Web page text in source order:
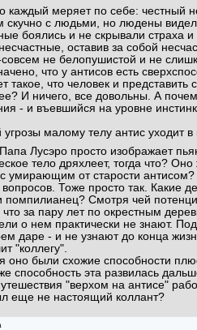
каждый меряет по себе:
с людьми, но людены
боялись и не скрывали
оставив за собой
не белопушистой и не
что у антисов есть
такое, что человек и
И ничего, все довольны. А
- и въевшийся на уровне
малому телу антис уходит
Лусэро просто изображает
тело дряхлеет, тогда что?
с умирающим от старости
Тоже просто так. Какие
помпилианец? Смотря чей
за пару лет по окрестным
о нем практически не знают.
даре - и не узнают до конца
"коллегу".
были схожие способности
способность эта развилась
"верхом на антисе"
еще не настоящий коллант?